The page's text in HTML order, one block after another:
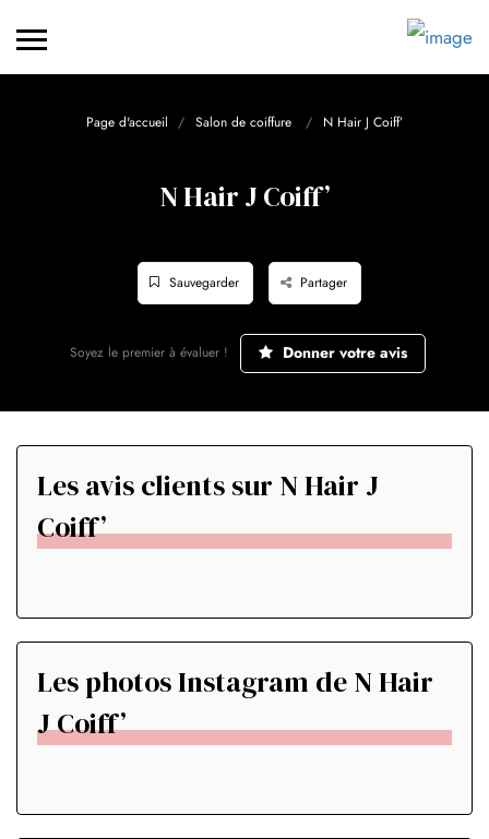
Page d'accueil Salon de coiffure N Hair J Coiff’
N Hair J Coiff’
Sauvegarder Partager
Soyez le premier à évaluer ! Donner votre avis
Les avis clients sur N Hair J
Coiff’
Les photos Instagram de N Hair
J Coiff’